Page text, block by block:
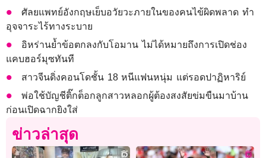
ศัลยแพทย์อังกฤษเย็บอวัยวะภายในของคนไข้ผิดพลาด ทำ
อุจจาระไร้ทางระบาย
อิหร่านย้ำข้อตกลงกับโอมาน ไม่ได้หมายถึงการเปิดช่อง
แคบฮอร์มุซทันที
สาวจีนดิ่งคอนโดชั้น 18 หนีแฟนหนุ่ม แต่รอดปาฏิหาริย์
พ่อใช้บัญชีติ๊กต็อกลูกสาวหลอกผู้ต้องสงสัยข่มขืนมาบ้าน
ก่อนเปิดฉากยิงใส่
ข่าวล่าสุด